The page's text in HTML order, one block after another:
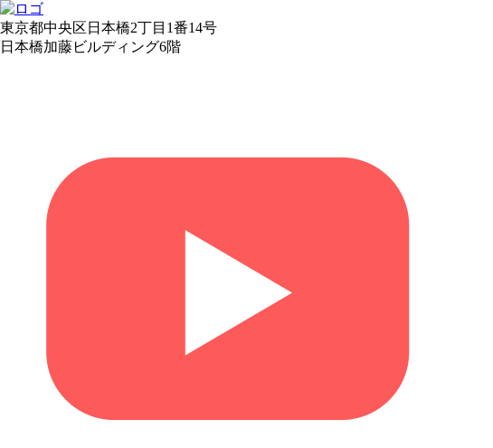
東京都中央区日本橋2丁目1番14号
日本橋加藤ビルディング6階